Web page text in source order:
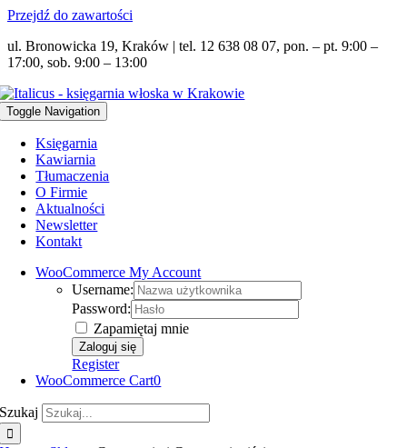
Przejdź do zawartości
ul. Bronowicka 19, Kraków | tel. 12 638 08 07, pon. – pt. 9:00 –
17:00, sob. 9:00 – 13:00
Toggle Navigation
Księgarnia
Kawiarnia
Tłumaczenia
O Firmie
Aktualności
Newsletter
Kontakt
WooCommerce My Account
Username:
Password:
Zapamiętaj mnie
Register
WooCommerce Cart0
Szukaj